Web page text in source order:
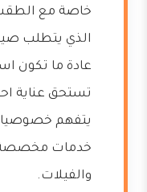
خاصة مع
الذي يتطلب
عادة ما تكون
تستحق عناية
يتفهم
خدمات مخصصة
والفيلات.